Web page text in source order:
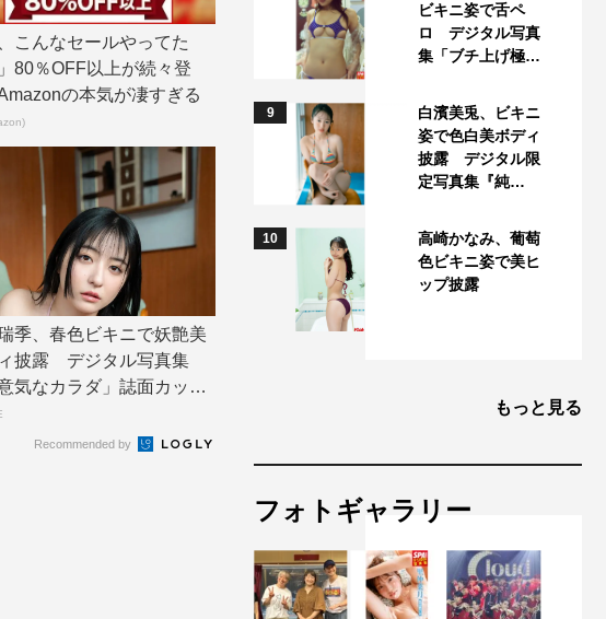
、こんなセールやってた
80％OFF以上が続々登
の本気が凄すぎる
季、春色ビキニで妖艶美
披露 デジタル写真集
意気なカラダ」誌面カット
TV L...
Recommended by
ビキニ姿で舌ペ
ロ デジタル写真
集「ブチ上げ極…
9
白濱美兎、ビキニ
姿で色白美ボディ
披露 デジタル限
定写真集『純…
10
高崎かなみ、葡萄
色ビキニ姿で美ヒ
ップ披露
もっと見る
フォトギャラリー